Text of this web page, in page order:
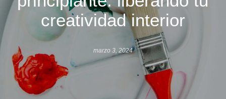
creatividad interior
marzo 3, 2024